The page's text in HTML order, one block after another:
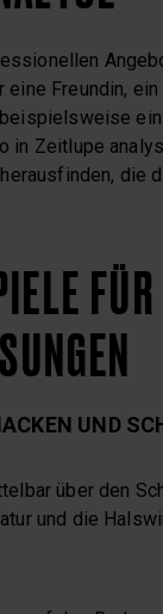
Freundin,
ein
Zeitlupe
die
UND
über den
und die